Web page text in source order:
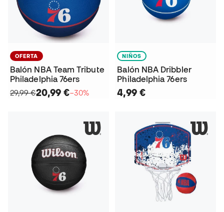
OFERTA
Balón NBA Team Tribute
Philadelphia 76ers
29,99 €20,99 €−30%
NIÑOS
Balón NBA Dribbler
Philadelphia 76ers
4,99 €